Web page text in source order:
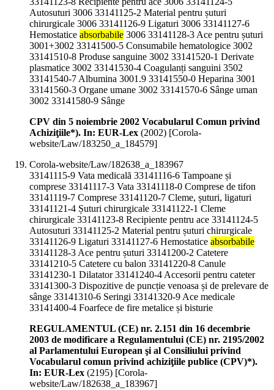
Autosuturi 3006 33141125-2 Material pentru șuturi
chirurgicale 3006 33141126-9 Ligaturi 3006 33141127-6
Hemostatice absorbabile 3006 33141128-3 Ace pentru șuturi
3001+3002 33141500-5 Consumabile hematologice 3002
33141510-8 Produse sanguine 3002 33141520-1 Derivate
plasmatice 3002 33141530-4 Coagulanți sanguini 3502
33141540-7 Albumina 3001.9 33141550-0 Heparina 3001
33141560-3 Organe umane 3002 33141570-6 Sânge uman
3002 33141580-9 Sânge
CPV din 5 noiembrie 2002 Vocabularul Comun privind
Achiziţiile*). In: EUR-Lex (2002) [Corola-
website/Law/183250_a_184579]
Corola-website/Law/182638_a_183967
33141115-9 Vata medicală 33141116-6 Tampoane și
comprese 33141117-3 Vata 33141118-0 Comprese de tifon
33141119-7 Comprese 33141120-7 Cleme, șuturi, ligaturi
33141121-4 Șuturi chirurgicale 33141122-1 Cleme
chirurgicale 33141123-8 Recipiente pentru ace 33141124-5
Autosuturi 33141125-2 Material pentru șuturi chirurgicale
33141126-9 Ligaturi 33141127-6 Hemostatice absorbabile
33141128-3 Ace pentru șuturi 33141200-2 Catetere
33141210-5 Catetere cu balon 33141220-8 Canule
33141230-1 Dilatator 33141240-4 Accesorii pentru cateter
33141300-3 Dispozitive de puncție venoasa și de prelevare de
sânge 33141310-6 Seringi 33141320-9 Ace medicale
33141400-4 Foarfece de fire metalice și bisturie
REGULAMENTUL (CE) nr. 2.151 din 16 decembrie
2003 de modificare a Regulamentului (CE) nr. 2195/2002
al Parlamentului European şi al Consiliului privind
Vocabularul comun privind achiziţiile publice (CPV)*).
In: EUR-Lex (2195) [Corola-
website/Law/182638_a_183967]